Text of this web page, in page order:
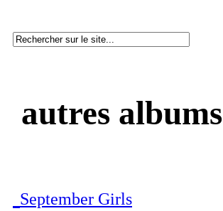
autres albums
September Girls